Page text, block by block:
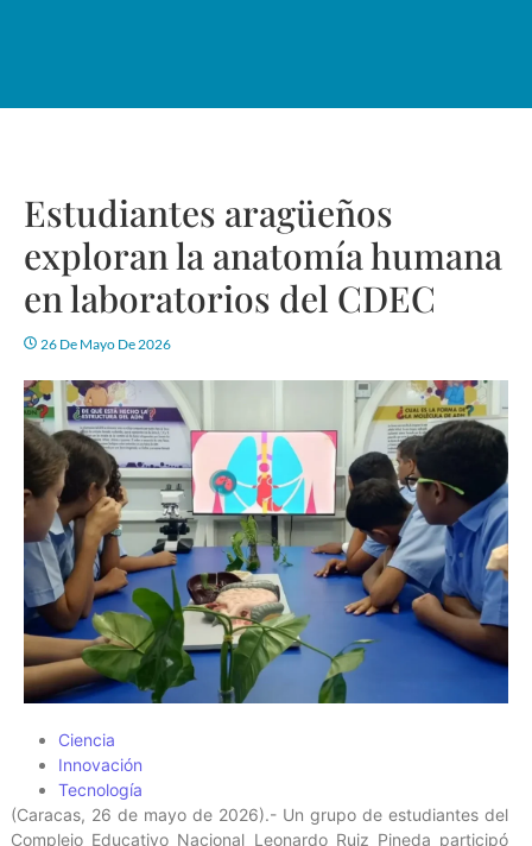
Estudiantes aragüeños
exploran la anatomía humana
en laboratorios del CDEC
26 De Mayo De 2026
Ciencia
Innovación
Tecnología
(Caracas, 26 de mayo de 2026).- Un grupo de estudiantes del
Complejo Educativo Nacional Leonardo Ruiz Pineda participó